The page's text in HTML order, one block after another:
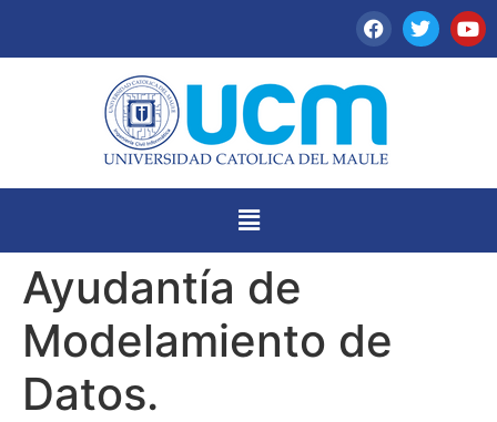
Ayudantía de
Modelamiento de
Datos.